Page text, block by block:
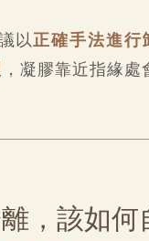
以正確手法進行
，凝膠靠近指緣
，該如何